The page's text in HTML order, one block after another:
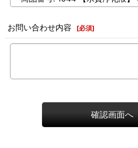
お問い合わせ内容 [必須]
確認画面へ